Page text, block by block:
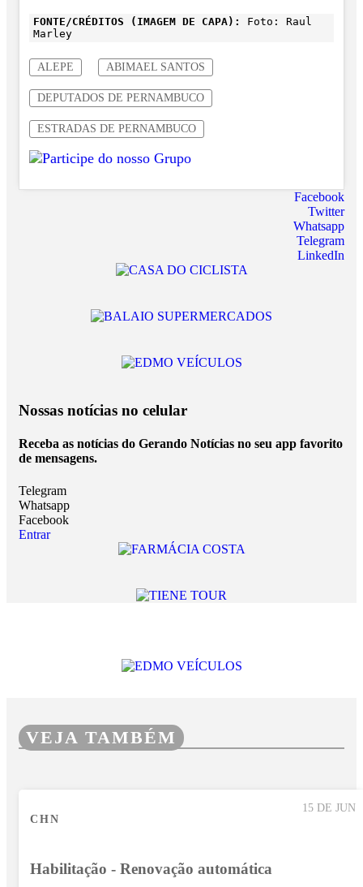
FONTE/CRÉDITOS (IMAGEM DE CAPA):
Foto: Raul
Marley
ALEPE ABIMAEL SANTOS
DEPUTADOS DE PERNAMBUCO
ESTRADAS DE PERNAMBUCO
Facebook
Twitter
Whatsapp
Telegram
LinkedIn
Nossas notícias no celular
Receba as notícias do Gerando Notícias no seu app favorito
de mensagens.
Telegram
Whatsapp
Facebook
Entrar
VEJA TAMBÉM
15 DE JUN
CHN
Habilitação - Renovação automática